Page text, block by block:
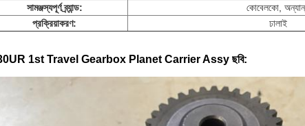
সামঞ্জস্যপূর্ণ ব্র্যান্ড:
কোবেলকো,
প্রক্রিয়াকরণ:
ঢালাই
1st Travel Gearbox Planet Carrier Assy ছবি: